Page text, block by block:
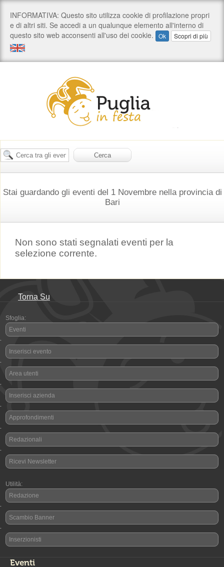
Stai guardando gli eventi del 1 Novembre nella provincia di
Bari
Non sono stati segnalati eventi per la
selezione corrente.
Torna Su
Sfoglia:
Eventi
-
Inserisci evento
-
Area utenti
-
Inserisci azienda
-
Approfondimenti
-
Redazionali
-
Ricevi Newsletter
Utilità:
Redazione
-
Scambio Banner
-
Inserzionisti
Eventi